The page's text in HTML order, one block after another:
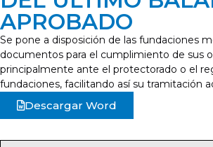
APROBADO
Se pone a disposición de las fundaciones
documentos para el cumplimiento de sus
principalmente ante el protectorado o el
fundaciones, facilitando así su tramitación
Descargar Word